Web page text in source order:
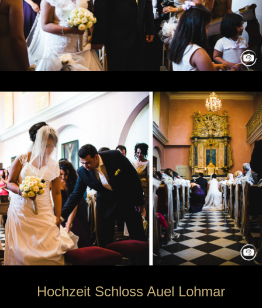
Hochzeit Schloss Auel Lohmar